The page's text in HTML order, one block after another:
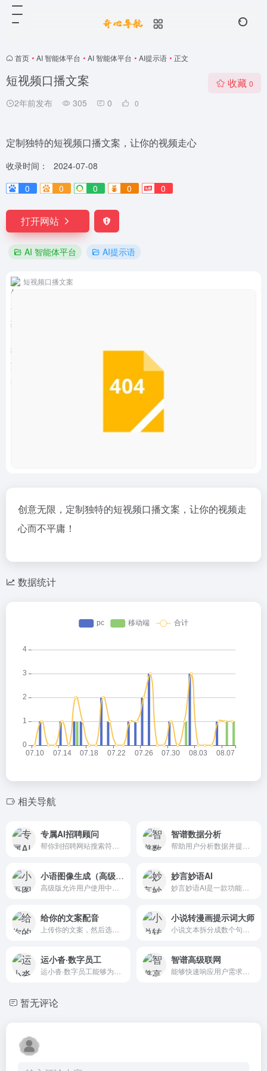
首页 • AI 智能体平台 • AI 智能体平台 • AI提示语 • 正文
短视频口播文案
2年前发布 305 0 0
收藏 0
定制独特的短视频口播文案，让你的视频走心
收录时间：
2024-07-08
0
0 0 0 0
打开网站
AI 智能体平台 AI提示语
短视频口播文案
创意无限，定制独特的短视频口播文案，让你的视频走
心而不平庸！
数据统计
相关导航
专属AI招聘顾问 智谱数据分析
小语图像生成（高级版） 妙言妙语AI
给你的文案配音 小说转漫画提示词大师
运小沓·数字员工 智谱高级联网
暂无评论